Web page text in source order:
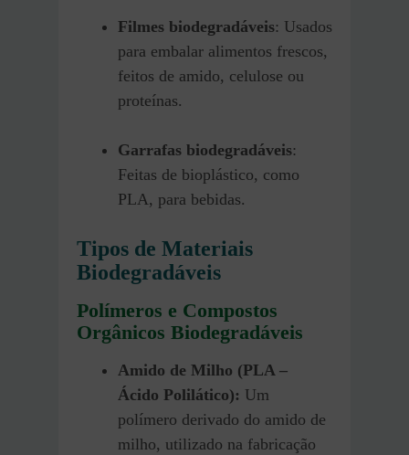
Filmes biodegradáveis: Usados
para embalar alimentos frescos,
feitos de amido, celulose ou
proteínas.
Garrafas biodegradáveis:
Feitas de bioplástico, como
PLA, para bebidas.
Tipos de Materiais
Biodegradáveis
Polímeros e Compostos
Orgânicos Biodegradáveis
Amido de Milho (PLA –
Ácido Polilático): Um
polímero derivado do amido de
milho, utilizado na fabricação